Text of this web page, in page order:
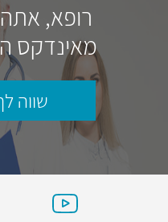
רופא,
מאינדקס
שווה